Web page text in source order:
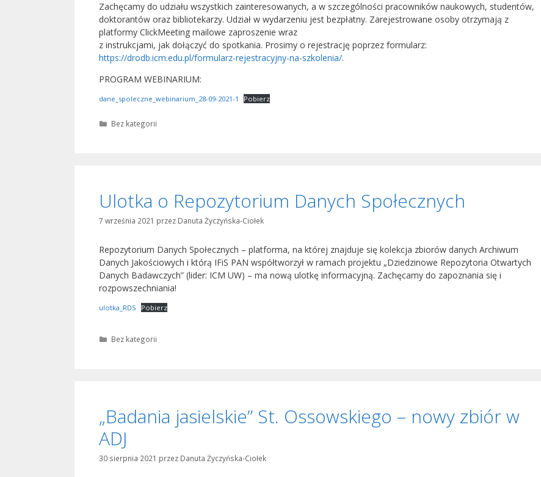
Zachęcamy do udziału wszystkich zainteresowanych, a w szczególności pracowników naukowych, studentów,
doktorantów oraz bibliotekarzy. Udział w wydarzeniu jest bezpłatny. Zarejestrowane osoby otrzymają z
platformy ClickMeeting mailowe zaproszenie wraz
z instrukcjami, jak dołączyć do spotkania. Prosimy o rejestrację poprzez formularz:
https://drodb.icm.edu.pl/formularz-rejestracyjny-na-szkolenia/.
PROGRAM WEBINARIUM:
dane_spoleczne_webinarium_28-09-2021-1 Pobierz
Kategorie
Bez kategorii
Ulotka o Repozytorium Danych Społecznych
7 września 2021 przez Danuta Życzyńska-Ciołek
Repozytorium Danych Społecznych – platforma, na której znajduje się kolekcja zbiorów danych Archiwum
Danych Jakościowych i którą IFiS PAN współtworzył w ramach projektu „Dziedzinowe Repozytoria Otwartych
Danych Badawczych” (lider: ICM UW) – ma nową ulotkę informacyjną. Zachęcamy do zapoznania się i
rozpowszechniania!
ulotka_RDS Pobierz
Kategorie
Bez kategorii
„Badania jasielskie” St. Ossowskiego – nowy zbiór w
ADJ
30 sierpnia 2021 przez Danuta Życzyńska-Ciołek